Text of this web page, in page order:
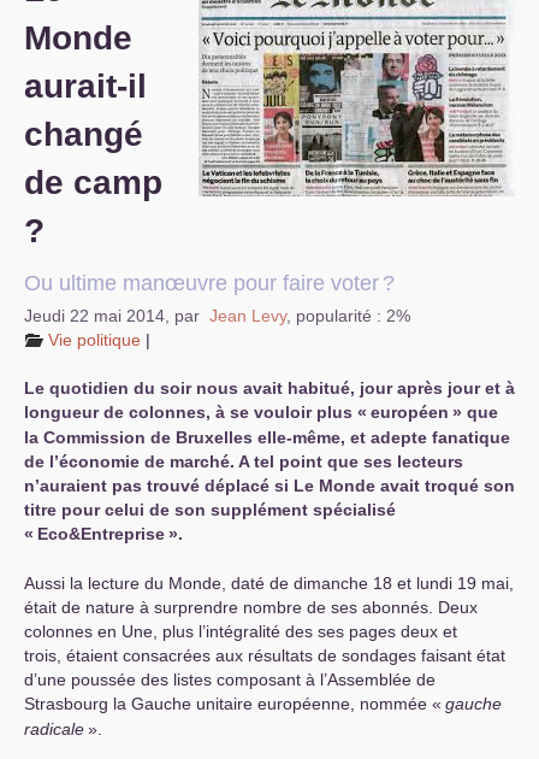
S’organiser
Comprendre...
Vie du site
Monde
aurait-il
changé
de camp
?
Ou ultime manœuvre pour faire voter ?
Jeudi 22 mai 2014 par Jean Levy, popularité : 2%
Vie politique |
Le quotidien du soir nous avait habitué, jour après jour et à
longueur de colonnes, à se vouloir plus « européen » que
la Commission de Bruxelles elle-même, et adepte fanatique
de l’économie de marché. A tel point que ses lecteurs
n’auraient pas trouvé déplacé si Le Monde avait troqué son
titre pour celui de son supplément spécialisé
« Eco&Entreprise».
Aussi la lecture du Monde, daté de dimanche 18 et lundi 19 mai,
était de nature à surprendre nombre de ses abonnés. Deux
colonnes en Une, plus l’intégralité des ses pages deux et
trois, étaient consacrées aux résultats de sondages faisant état
d’une poussée des listes composant à l’Assemblée de
Strasbourg la Gauche unitaire européenne, nommée « gauche
radicale».